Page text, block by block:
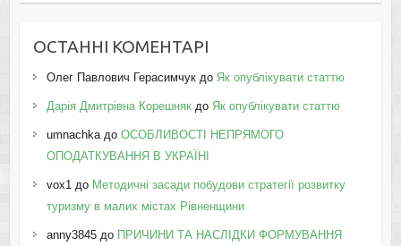
ОСТАННІ КОМЕНТАРІ
Олег Павлович Герасимчукдо Як опублікувати статтю
Дарія Дмитрівна Корешнякдо Як опублікувати статтю
umnachkaдо ОСОБЛИВОСТІ НЕПРЯМОГО
ОПОДАТКУВАННЯ В УКРАЇНІ
vox1до Методичні засади побудови стратегії розвитку
туризму в малих містах Рівненщини
anny3845до ПРИЧИНИ ТА НАСЛІДКИ ФОРМУВАННЯ